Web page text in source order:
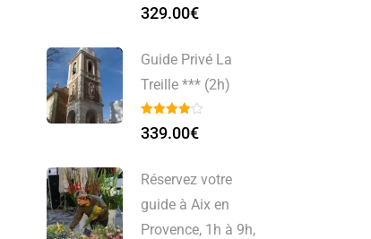
329.00€
Guide Privé La
Treille *** (2h)
339.00€
Réservez votre
guide à Aix en
Provence, 1h à 9h,